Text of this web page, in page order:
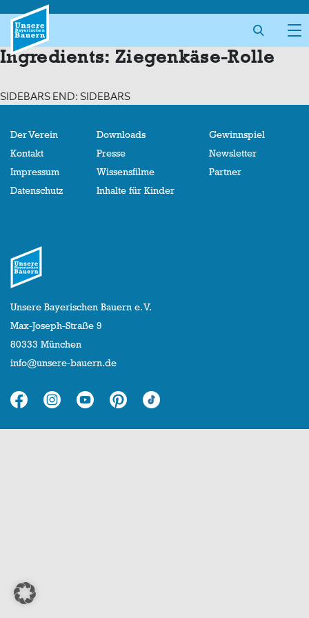
content
Ingredients: Ziegenkäse-Rolle
SIDEBARS END: SIDEBARS
Der Verein
Kontakt
Impressum
Datenschutz
Downloads
Presse
Wissensfilme
Inhalte für Kinder
Gewinnspiel
Newsletter
Partner
Unsere Bayerischen Bauern e. V.
Max-Joseph-Straße 9
80333 München
info@unsere-bauern.de